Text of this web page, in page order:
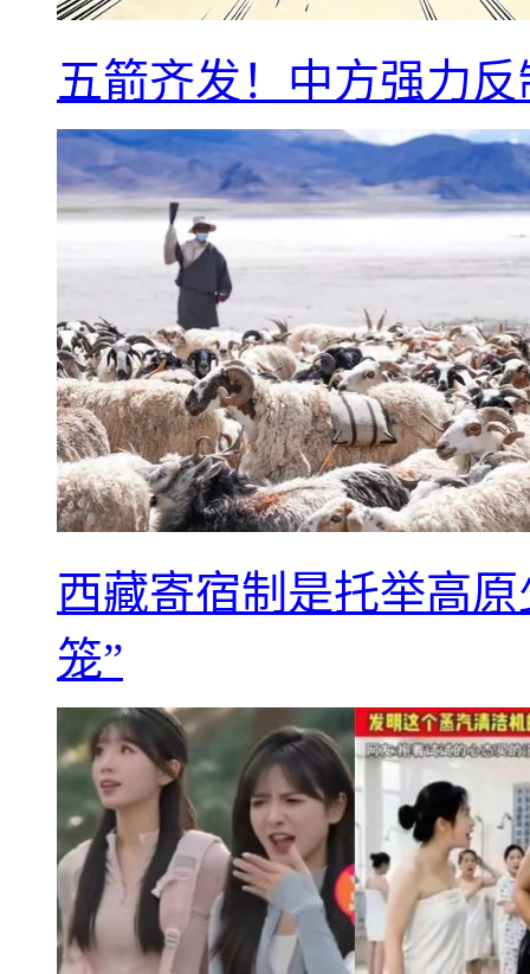
五箭齐发！中方强力
西藏寄宿制是托举高
笼”